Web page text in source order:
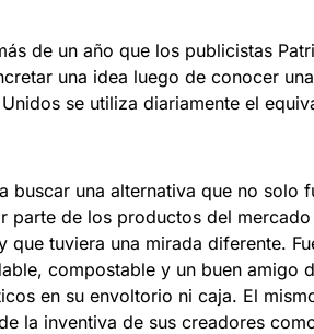
de un año que los publicistas
una idea luego de conocer
se utiliza diariamente el
buscar una alternativa que no solo
parte de los productos del
que tuviera una mirada diferente.
compostable y un buen amigo
en su envoltorio ni caja. El
la inventiva de sus creadores